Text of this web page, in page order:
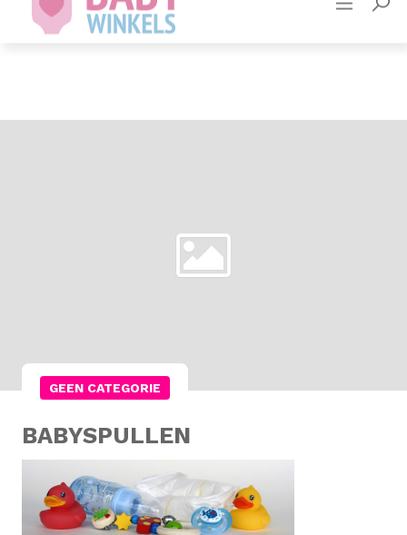
GEEN CATEGORIE
BABYSPULLEN